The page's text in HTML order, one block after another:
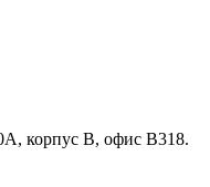
корпус В, офис В318.